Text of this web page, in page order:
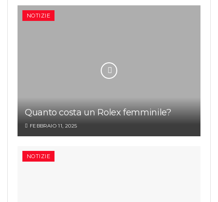
NOTIZIE
Quanto costa un Rolex femminile?
FEBBRAIO 11, 2025
NOTIZIE